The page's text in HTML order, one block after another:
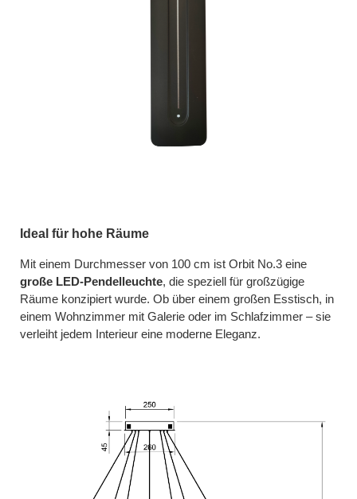
Ideal für hohe Räume
Mit einem Durchmesser von 100 cm ist Orbit No.3 eine
große LED-Pendelleuchte, die speziell für großzügige
Räume konzipiert wurde. Ob über einem großen Esstisch, in
einem Wohnzimmer mit Galerie oder im Schlafzimmer – sie
verleiht jedem Interieur eine moderne Eleganz.